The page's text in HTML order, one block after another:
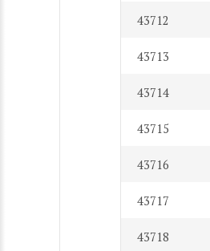
43712
43713
43714
43715
43716
43717
43718